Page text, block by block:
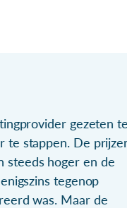
gezeten te
te stappen. De
steeds hoger en de
tegenop
was. Maar de